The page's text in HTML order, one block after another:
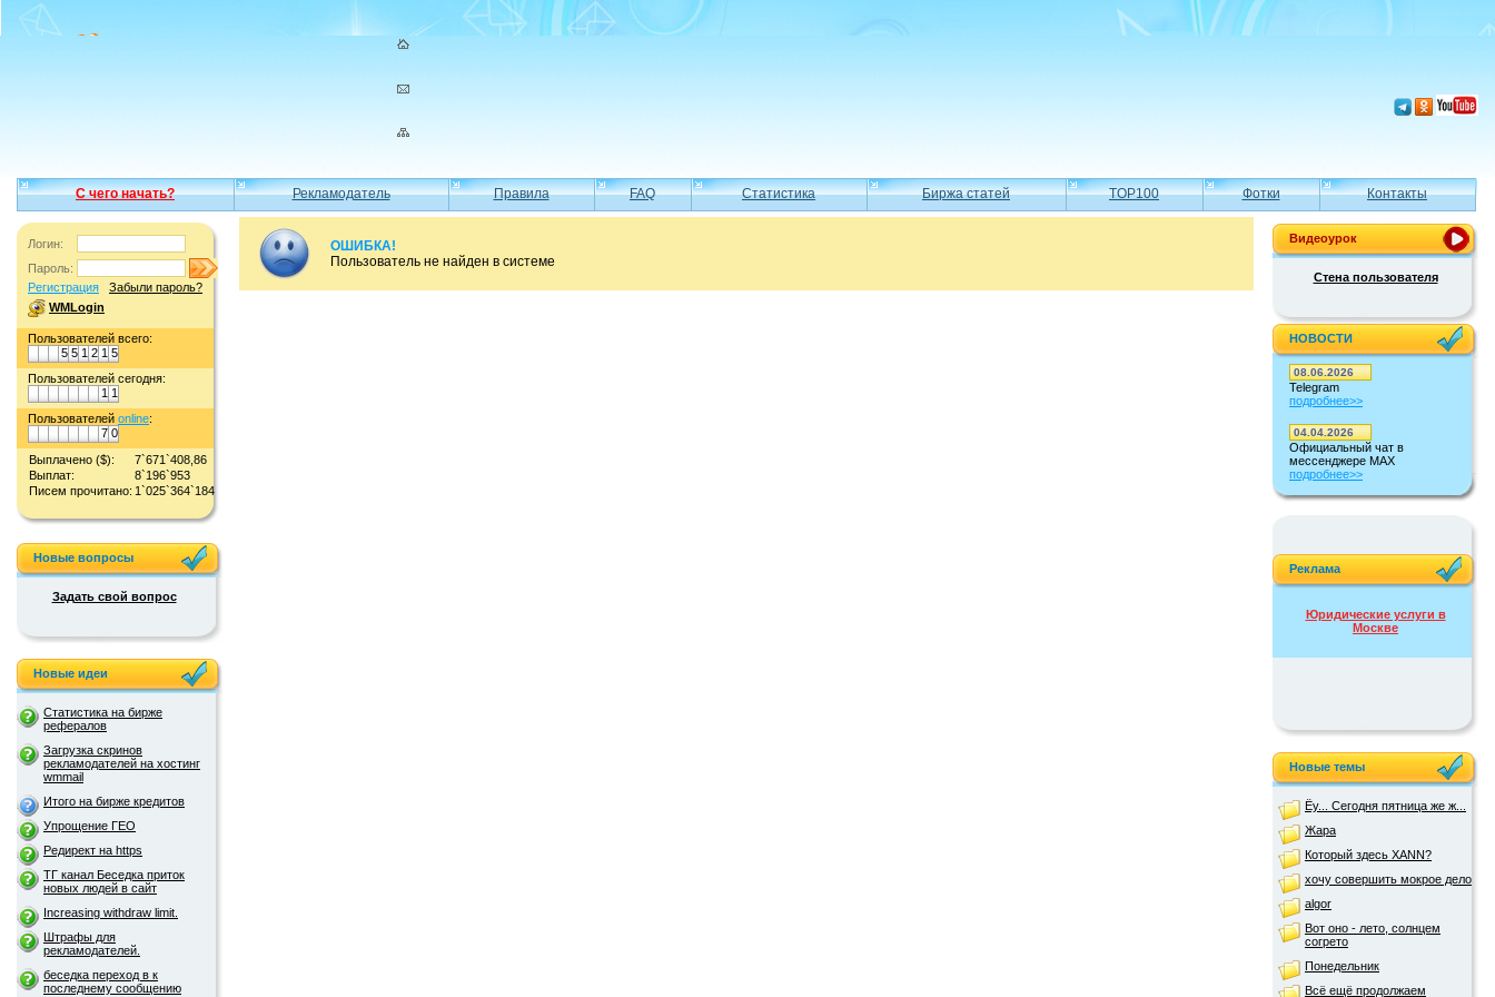
С чего начать? Рекламодатель Правила FAQ Статистика Биржа статей TOP100 Фотки Контакты
Логин:
Пароль:
Регистрация
Забыли пароль?
WMLogin
Пользователей всего:
5 5 1 2 1 5
Пользователей сегодня:
1 1
Пользователей online:
7 0
Выплачено ($):
7`671`408,86
Выплат:
8`196`953
Писем прочитано: 1`025`364`184
Новые вопросы
Задать свой вопрос
Новые идеи
Статистика на бирже
рефералов
Загрузка скринов
рекламодателей на хостинг
wmmail
Итого на бирже кредитов
Упрощение ГЕО
Редирект на https
ТГ канал Беседка приток
новых людей в сайт
Increasing withdraw limit.
Штрафы для
рекламодателей.
беседка переход в к
последнему сообщению
ОШИБКА!
Пользователь не найден в системе
Видеоурок
Стена пользователя
НОВОСТИ
08.06.2026
Telegram
подробнее>>
04.04.2026
Официальный чат в
мессенджере MAX
подробнее>>
Реклама
Юридические услуги в
Москве
Новые темы
Ёу... Сегодня пятница же ж...
Жара
Который здесь XANN?
хочу совершить мокрое дело
algor
Вот оно - лето, солнцем
согрето
Понедельник
Всё ещё продолжаем